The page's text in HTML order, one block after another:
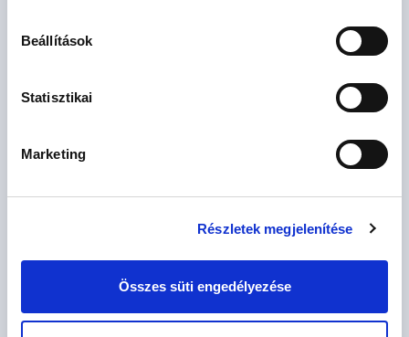
Beállítások
Statisztikai
Marketing
Részletek megjelenítése
Összes süti engedélyezése
Újépítésű eladó lakás - Budapest III. kerület
Újépítésű eladó lakás - Budapest VII. kerület
5